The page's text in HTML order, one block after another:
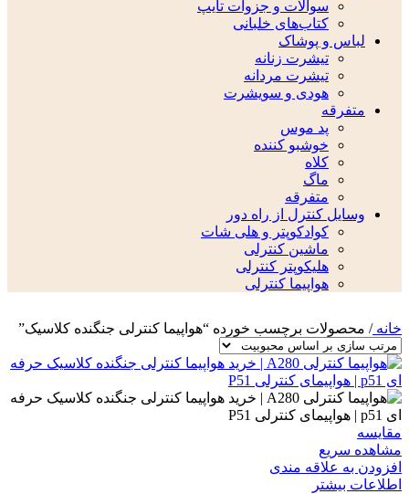
سوالات و جزوات تایپ
کتاب‌های خلبانی
لباس و پوشاک
تیشرت زنانه
تیشرت مردانه
هودی و سویشرت
متفرقه
پد موس
خوشبو کننده
کلاه
ماگ
متفرقه
وسایل کنترل از راه دور
کوادکوپتر و هلی شات
ماشین کنترلی
هلیکوپتر کنترلی
هواپیما کنترلی
خانه/ محصولات برچسب خورده “هواپیما کنترلی جنگنده کلاسیک”
مقایسه
مشاهده سریع
افزودن به علاقه مندی
اطلاعات بیشتر